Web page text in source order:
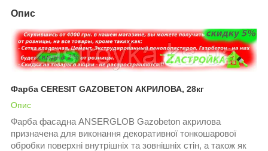
Опис
Фарба CERESIT GAZOBETON АКРИЛОВА, 28кг
Опис
Фарба фасадна ANSERGLOB Gazobeton акрилова
призначена для виконання декоративної тонкошарової
обробки поверхні внутрішніх та зовнішніх стін, а також як